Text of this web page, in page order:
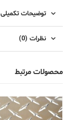
توضیحات تکمیلی
نظرات (0)
محصولات مرتبط